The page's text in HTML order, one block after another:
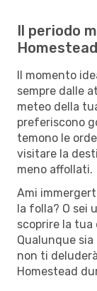
Il periodo
Homestead
Il momento
sempre dalle
meteo della
preferiscono
temono le
visitare la
meno affollati.
Ami
la folla? O sei
scoprire la tua
Qualunque
non ti
Homestead